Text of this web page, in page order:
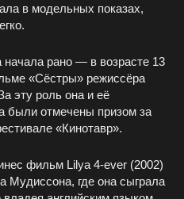
в модельных показах,
рано — в возрасте 13
«Сёстры» режиссёра
эту роль она и её
были отмечены призом за
«Кинотавр».
фильм Lilya 4-ever (2002)
Мудиссона, где она сыграла